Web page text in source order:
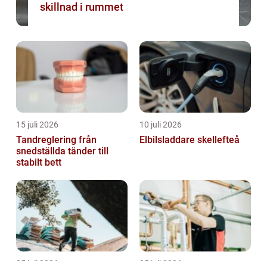
skillnad i rummet
15 juli 2026
Tandreglering från
snedställda tänder till
stabilt bett
10 juli 2026
Elbilsladdare skellefteå